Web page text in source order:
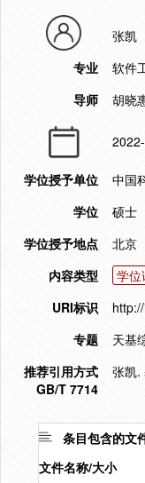
张凯
专业
软件
导师
胡晓
学位授予单位
中国
学位
硕士
学位授予地点
北京
内容类型
学位
URI标识
专题
天基
推荐引用方式
GB/T 7714
张凯.
条目包含的文
文件名称/大小